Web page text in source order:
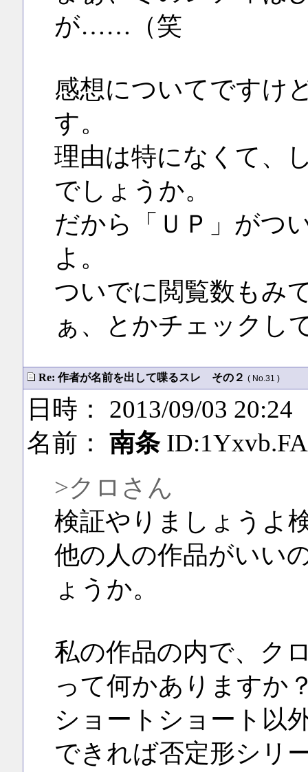
が……（笑
感想についてですけ
す。
理由は特になくて、
でしょうか。
だから「ＵＰ」がつ
よ。
ついでに閲覧数もみ
ぁ、とかチェックし
Re: 作者が名前を出して喋るスレ その２ ( No.31 )
日時： 2013/09/03 20:24
名前： 南条ID:1Yxvb.FA
>クロさん
検証やりましょうよ
他の人の作品がいい
ょうか。
私の作品の内で、ク
って何かありますか
ショートショート以
できれば否定形シリ